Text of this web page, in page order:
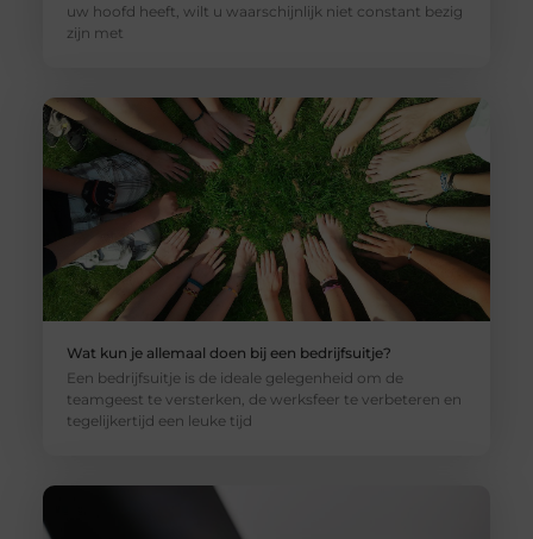
uw hoofd heeft, wilt u waarschijnlijk niet constant bezig
zijn met
Wat kun je allemaal doen bij een bedrijfsuitje?
Een bedrijfsuitje is de ideale gelegenheid om de
teamgeest te versterken, de werksfeer te verbeteren en
tegelijkertijd een leuke tijd